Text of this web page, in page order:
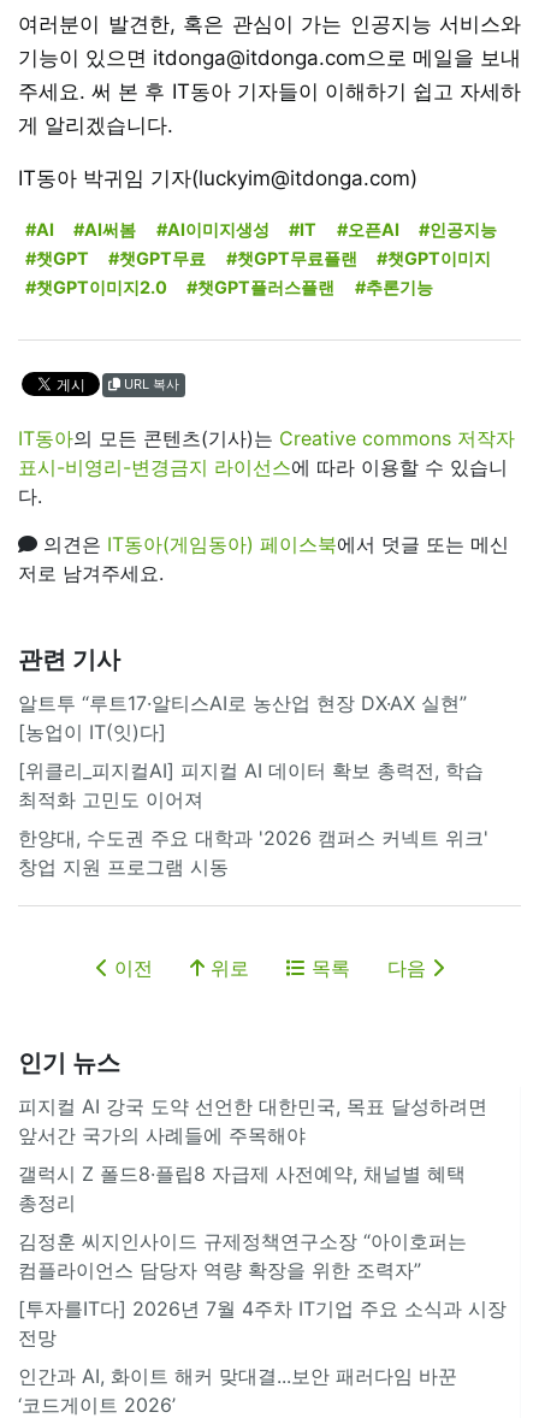
여러분이 발견한, 혹은 관심이 가는 인공지능 서비스와
기능이 있으면 itdonga@itdonga.com으로 메일을 보내
주세요. 써 본 후 IT동아 기자들이 이해하기 쉽고 자세하
게 알리겠습니다.
IT동아 박귀임 기자(luckyim@itdonga.com)
#AI #AI써봄 #AI이미지생성 #IT #오픈AI
#인공지능
#챗GPT
#챗GPT무료 #챗GPT무료플랜
#챗GPT이미지
#챗GPT이미지2.0
#챗GPT플러스플랜 #추론기능
URL 복사
IT동아의 모든 콘텐츠(기사)는 Creative commons 저작자
표시-비영리-변경금지 라이선스에 따라 이용할 수 있습니
다.
의견은 IT동아(게임동아) 페이스북에서 덧글 또는 메신
저로 남겨주세요.
관련 기사
알트투 “루트17·알티스AI로 농산업 현장 DX·AX 실현”
[농업이 IT(잇)다]
[위클리_피지컬AI] 피지컬 AI 데이터 확보 총력전, 학습
최적화 고민도 이어져
한양대, 수도권 주요 대학과 '2026 캠퍼스 커넥트 위크'
창업 지원 프로그램 시동
이전 위로 목록 다음
인기 뉴스
피지컬 AI 강국 도약 선언한 대한민국, 목표 달성하려면
앞서간 국가의 사례들에 주목해야
갤럭시 Z 폴드8·플립8 자급제 사전예약, 채널별 혜택
총정리
김정훈 씨지인사이드 규제정책연구소장 “아이호퍼는
컴플라이언스 담당자 역량 확장을 위한 조력자”
[투자를IT다] 2026년 7월 4주차 IT기업 주요 소식과 시장
전망
인간과 AI, 화이트 해커 맞대결...보안 패러다임 바꾼
‘코드게이트 2026’